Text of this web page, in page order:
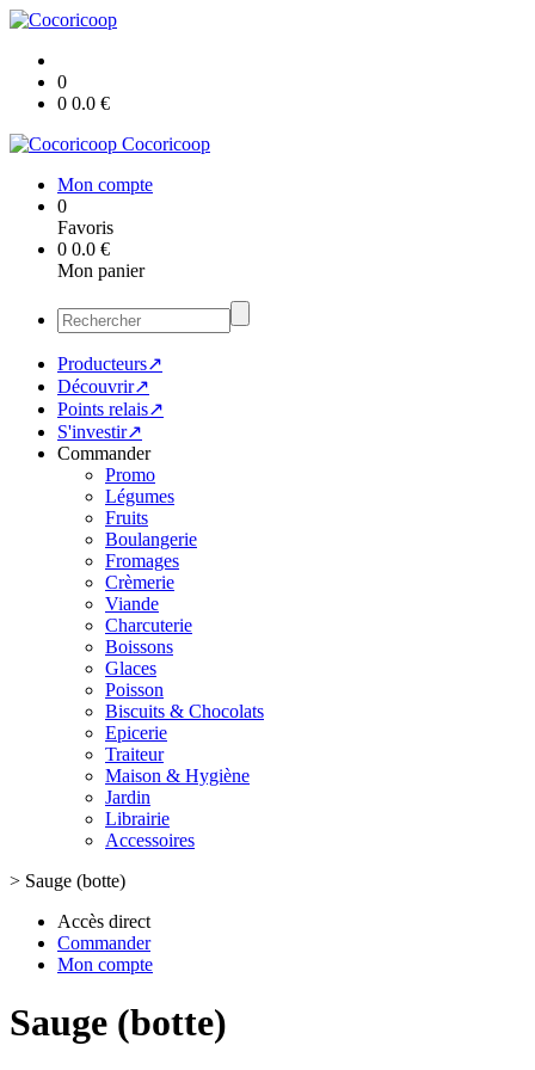
0
0 0.0 €
Cocoricoop
Mon compte
0
Favoris
0 0.0 €
Mon panier
Producteurs↗
Découvrir↗
Points relais↗
S'investir↗
Commander
Promo
Légumes
Fruits
Boulangerie
Fromages
Crèmerie
Viande
Charcuterie
Boissons
Glaces
Poisson
Biscuits & Chocolats
Epicerie
Traiteur
Maison & Hygiène
Jardin
Librairie
Accessoires
> Sauge (botte)
Accès direct
Commander
Mon compte
Sauge (botte)